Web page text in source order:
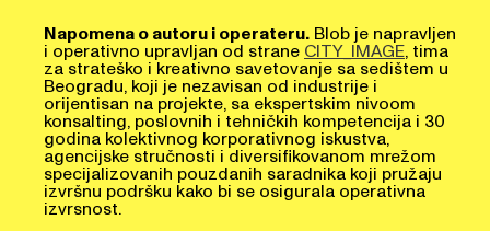
Napomena o autoru i operateru.Blob je napravljen
i operativno upravljan od straneCITY_IMAGE, tima
za strateško i kreativno savetovanje sa sedištem u
Beogradu, koji je nezavisan od industrije i
orijentisan na projekte, sa ekspertskim nivoom
konsalting, poslovnih i tehničkih kompetencija i 30
godina kolektivnog korporativnog iskustva,
agencijske stručnosti i diversifikovanom mrežom
specijalizovanih pouzdanih saradnika koji pružaju
izvršnu podršku kako bi se osigurala operativna
izvrsnost.